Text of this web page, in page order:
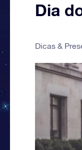
Dia
Dicas &